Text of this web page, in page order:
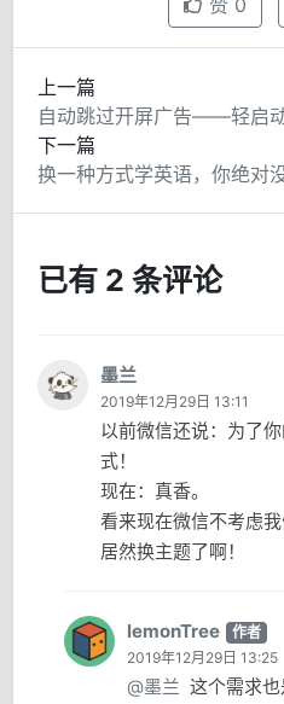
赞 0
上一篇
自动跳过开屏广告——轻启
下一篇
换一种方式学英语，你绝对
已有 2 条评论
墨兰
2019年12月29日 13:11
以前微信还说：为了
式！
现在：真香。
看来现在微信不考虑
居然换主题了啊！
lemonTree
作者
2019年12月29日 13:25
@墨兰 这个需求